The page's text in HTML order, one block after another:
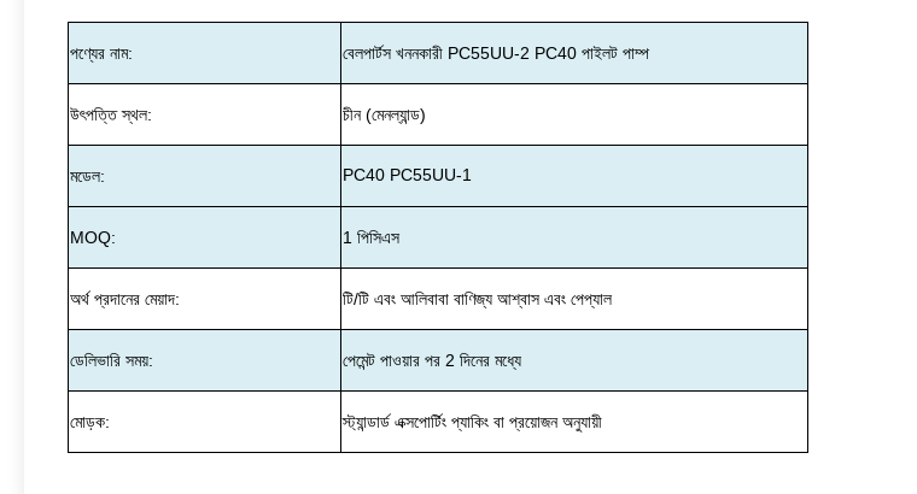
পণ্যের নাম: বেলপার্টস খননকারী PC55UU-2 PC40 পাইলট পাম্প
উৎপত্তি স্থল: চীন (মেনল্যান্ড)
মডেল: PC40 PC55UU-1
MOQ: 1 পিসিএস
অর্থ প্রদানের মেয়াদ: টি/টি এবং আলিবাবা বাণিজ্য আশ্বাস এবং পেপ্যাল
ডেলিভারি সময়: পেমেন্ট পাওয়ার পর 2 দিনের মধ্যে
মোড়ক: স্ট্যান্ডার্ড এক্সপোর্টিং প্যাকিং বা প্রয়োজন অনুযায়ী